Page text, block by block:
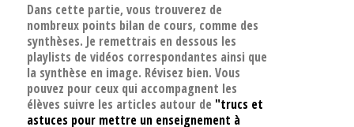
Dans cette partie, vous trouverez de
nombreux points bilan de cours, comme des
synthèses. Je remettrais en dessous les
playlists de vidéos correspondantes ainsi que
la synthèse en image. Révisez bien. Vous
pouvez pour ceux qui accompagnent les
élèves suivre les articles autour de "trucs et
astuces pour mettre un enseignement à